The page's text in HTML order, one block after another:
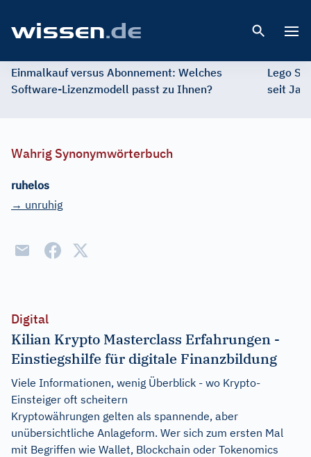
Einmalkauf versus Abonnement: Welches
Software-Lizenzmodell passt zu Ihnen?
Lego
seit
Wahrig Synonymwörterbuch
ruhelos
→ unruhig
Digital
Kilian Krypto Masterclass Erfahrungen -
Einstiegshilfe für digitale Finanzbildung
Viele Informationen, wenig Überblick - wo Krypto-
Einsteiger oft scheitern
Kryptowährungen gelten als spannende, aber
unübersichtliche Anlageform. Wer sich zum ersten Mal
mit Begriffen wie Wallet, Blockchain oder Tokenomics